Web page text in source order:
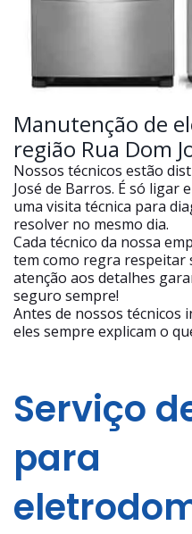
Manutenção de
região Rua Dom
Nossos técnicos estão
José de Barros. É só ligar
uma visita técnica para
resolver no mesmo dia.
Cada técnico da nossa
tem como regra respeitar
atenção aos detalhes
seguro sempre!
Antes de nossos técnicos
eles sempre explicam o
Serviço
para